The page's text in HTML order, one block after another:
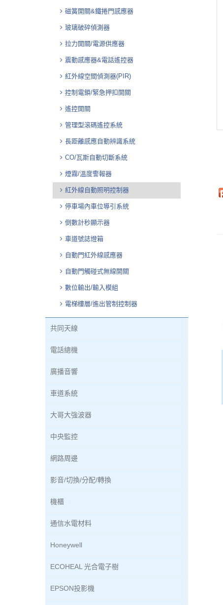
磁簧開關&鐵捲門感應器
玻璃破碎偵測器
拉力開關/電源供應器
震動感應器&電話遙控器
紅外線空間偵測器(PIR)
控制電鎖/緊急押扣開關
遙控開關
管理型滾碼遙控系統
長距離感應自動辨識系統
CO/瓦斯自動切斷系統
煙霧/溫度警報器
紅外線自動照明控制器
停車場內車位導引系統
倒數計秒顯示器
車道號誌燈箱
自動門紅外線感應器
自動門觸碰式無線開關
數位輸出/輸入模組
電梯樓層/進出管制控制器
共同天線
電話總機
廣播音響
車道系統
大哥大強波器
中央監控
網路周邊
影音/切換/分配/轉換
機櫃
通信水電材料
Honeywell
ECOHEAL 光合電子樹
EPSON投影機